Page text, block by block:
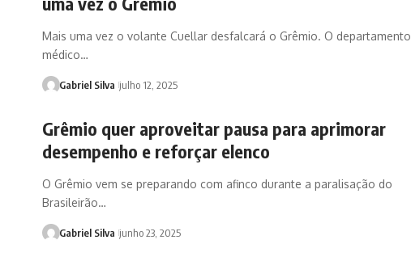
Mais uma vez o volante Cuellar desfalcará o Grêmio. O departamento
médico…
Gabriel Silva julho 12, 2025
Grêmio quer aproveitar pausa para aprimorar
desempenho e reforçar elenco
O Grêmio vem se preparando com afinco durante a paralisação do
Brasileirão…
Gabriel Silva junho 23, 2025